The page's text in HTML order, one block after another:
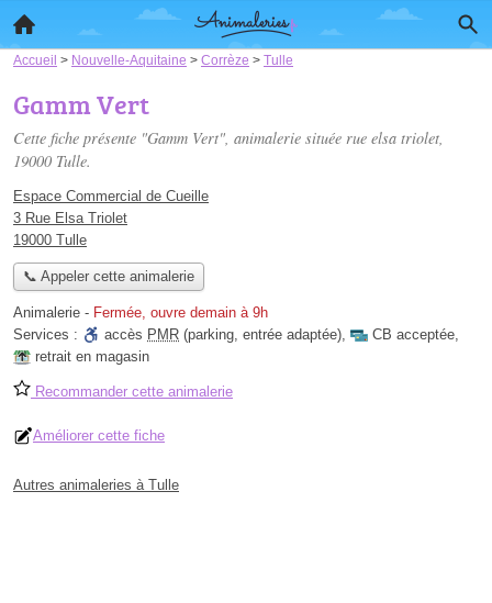
Accueil > Nouvelle-Aquitaine > Corrèze > Tulle
Gamm Vert
Cette fiche présente "Gamm Vert", animalerie située rue elsa triolet,
19000 Tulle.
Espace Commercial de Cueille
3 Rue Elsa Triolet
19000 Tulle
📞 Appeler cette animalerie
Animalerie - Fermée, ouvre demain à 9h
Services :
accès PMR (parking, entrée adaptée), CB acceptée,
retrait en magasin
Recommander cette animalerie
Améliorer cette fiche
Autres animaleries à Tulle